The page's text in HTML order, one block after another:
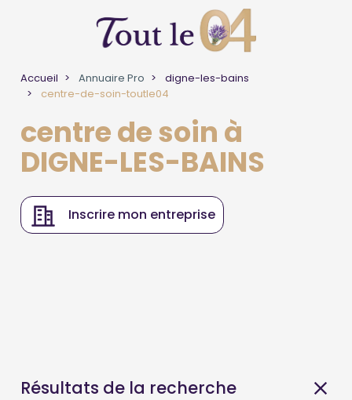
Accueil Annuaire Pro
digne-les-bains
centre-de-soin-toutle04
centre de soin à
DIGNE-LES-BAINS
Inscrire mon entreprise
Résultats de la recherche